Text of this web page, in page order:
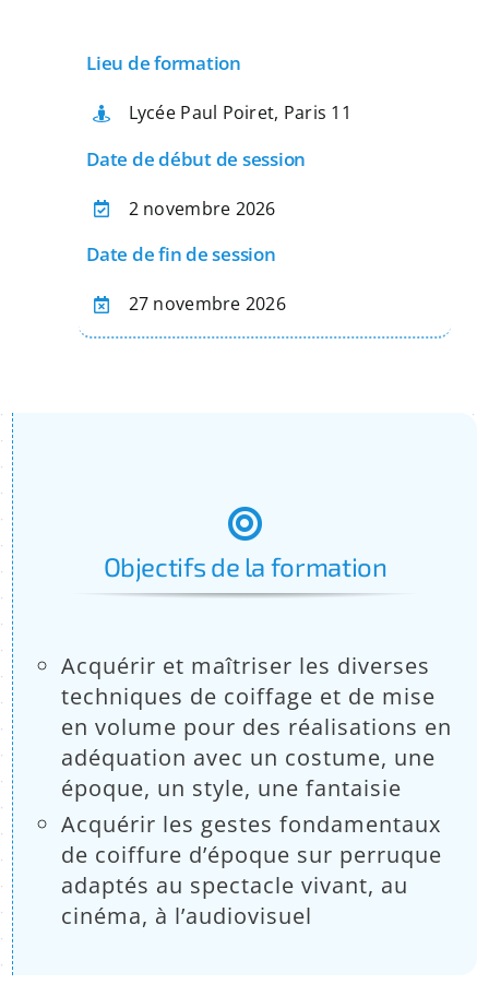
Bilan de Compétences
Notre Réseau
Lieu de formation
Lycée Paul Poiret, Paris 11
Date de début de session
2 novembre 2026
Date de fin de session
27 novembre 2026
Objectifs de la formation
Acquérir et maîtriser les diverses
techniques de coiffage et de mise
en volume pour des réalisations en
adéquation avec un costume, une
époque, un style, une fantaisie
Acquérir les gestes fondamentaux
de coiffure d’époque sur perruque
adaptés au spectacle vivant, au
cinéma, à l’audiovisuel